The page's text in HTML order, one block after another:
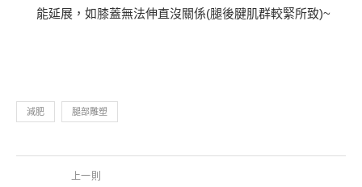
能延展，如膝蓋無法伸直沒關係(腿後腱肌群較緊所致)~
減肥 腿部雕塑
上一則